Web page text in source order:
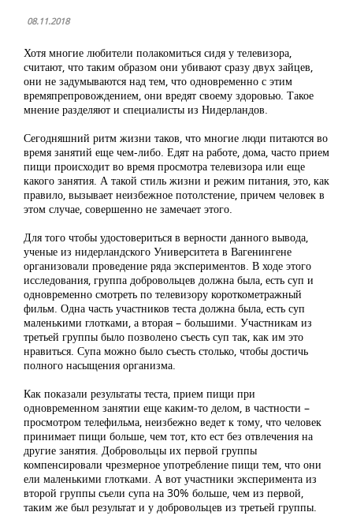
08.11.2018
Хотя многие любители полакомиться сидя у телевизора,
считают, что таким образом они убивают сразу двух зайцев,
они не задумываются над тем, что одновременно с этим
времяпрепровождением, они вредят своему здоровью. Такое
мнение разделяют и специалисты из Нидерландов.
Сегодняшний ритм жизни таков, что многие люди питаются во
время занятий еще чем-либо. Едят на работе, дома, часто прием
пищи происходит во время просмотра телевизора или еще
какого занятия. А такой стиль жизни и режим питания, это, как
правило, вызывает неизбежное потолстение, причем человек в
этом случае, совершенно не замечает этого.
Для того чтобы удостовериться в верности данного вывода,
ученые из нидерландского Университета в Вагенингене
организовали проведение ряда экспериментов. В ходе этого
исследования, группа добровольцев должна была, есть суп и
одновременно смотреть по телевизору короткометражный
фильм. Одна часть участников теста должна была, есть суп
маленькими глотками, а вторая – большими. Участникам из
третьей группы было позволено съесть суп так, как им это
нравиться. Супа можно было съесть столько, чтобы достичь
полного насыщения организма.
Как показали результаты теста, прием пищи при
одновременном занятии еще каким-то делом, в частности –
просмотром телефильма, неизбежно ведет к тому, что человек
принимает пищи больше, чем тот, кто ест без отвлечения на
другие занятия. Добровольцы их первой группы
компенсировали чрезмерное употребление пищи тем, что они
ели маленькими глотками. А вот участники эксперимента из
второй группы съели супа на 30% больше, чем из первой,
таким же был результат и у добровольцев из третьей группы.